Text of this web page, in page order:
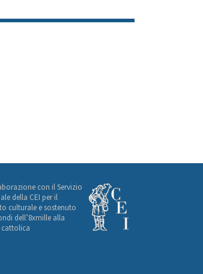
con il Servizio
della CEI per il
culturale e sostenuto
dell’8xmille alla
cattolica